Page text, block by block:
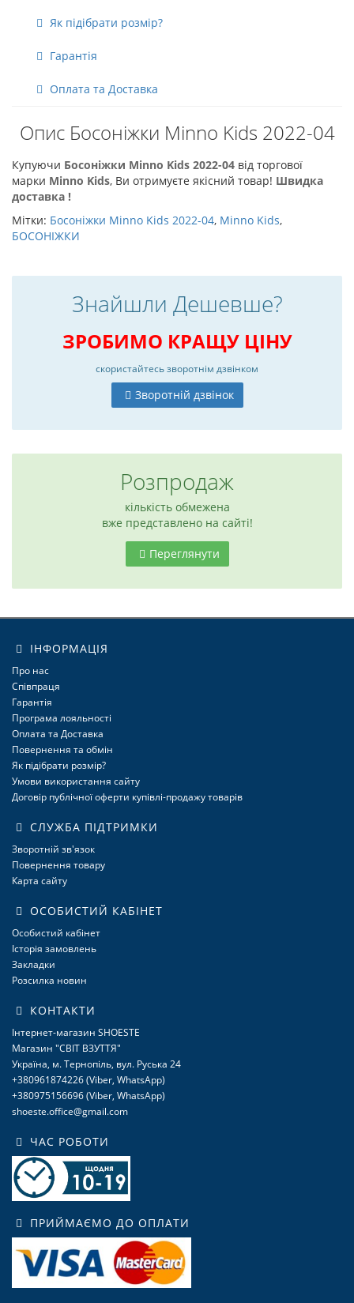
Як підібрати розмір?
Гарантія
Оплата та Доставка
Опис Босоніжки Minno Kids 2022-04
Купуючи Босоніжки Minno Kids 2022-04 від торгової
марки Minno Kids, Ви отримуєте якісний товар! Швидка
доставка !
Мітки: Босоніжки Minno Kids 2022-04, Minno Kids,
БОСОНІЖКИ
Знайшли Дешевше?
ЗРОБИМО КРАЩУ ЦІНУ
скористайтесьзворотнім дзвінком
Зворотній дзвінок
Розпродаж
кількість обмежена
вже представлено на сайті!
Переглянути
ІНФОРМАЦІЯ
Про нас
Співпраця
Гарантія
Програма лояльності
Оплата та Доставка
Повернення та обмін
Як підібрати розмір?
Умови використання сайту
Договір публічної оферти купівлі-продажу товарів
СЛУЖБА ПІДТРИМКИ
Зворотній зв'язок
Повернення товару
Карта сайту
ОСОБИСТИЙ КАБІНЕТ
Особистий кабінет
Історія замовлень
Закладки
Розсилка новин
КОНТАКТИ
Інтернет-магазин SHOESTE
Магазин "СВІТ ВЗУТТЯ"
Україна, м. Тернопіль, вул. Руська 24
+380961874226 (Viber, WhatsApp)
+380975156696 (Viber, WhatsApp)
shoeste.office@gmail.com
ЧАС РОБОТИ
ПРИЙМАЄМО ДО ОПЛАТИ